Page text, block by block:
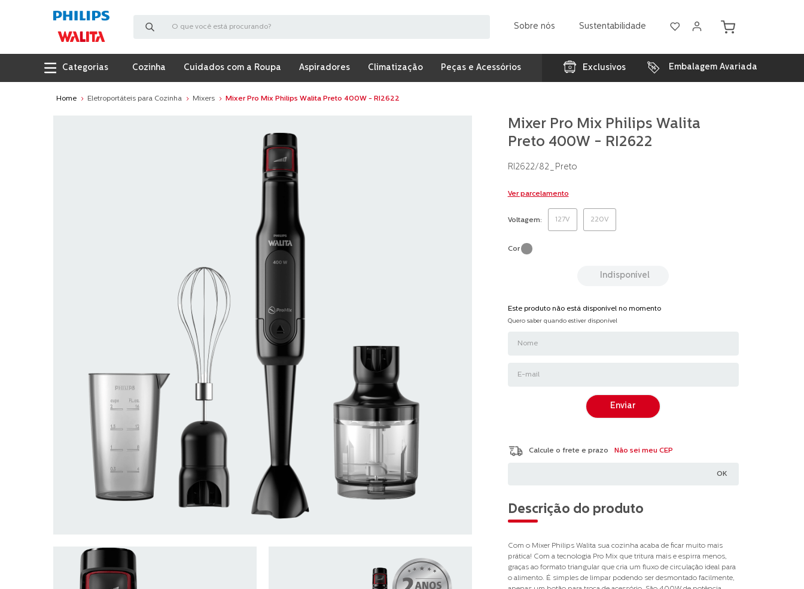
Sobre nós Sustentabilidade
Cozinha Cuidados com a Roupa Aspiradores Climatização Peças e Acessórios Exclusivos Embalagem Avariada
Eletroportáteis para Cozinha Mixers Mixer Pro Mix Philips Walita Preto 400W - RI2622
Mixer Pro Mix Philips Walita
Preto 400W - RI2622
RI2622/82_Preto
Ver parcelamento
Voltagem 127V 220V
Cor
Indisponível
Este produto não está disponível no momento
Quero saber quando estiver disponível
Enviar
Não sei meu CEP
Descrição do produto
Com o Mixer Philips Walita sua cozinha acaba de ficar muito mais
prática! Com a tecnologia Pro Mix que tritura mais e espirra menos,
graças ao formato triangular que cria um fluxo de circulação ideal para
o alimento. É simples de limpar podendo ser desmontado facilmente,